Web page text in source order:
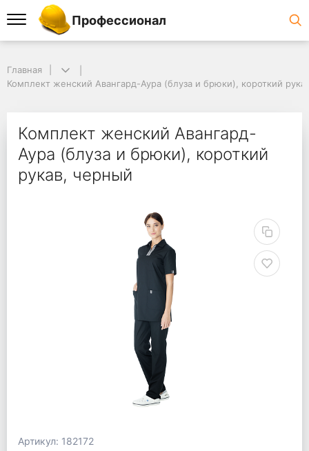
Профессионал
Главная
Комплект женский Авангард-Аура (блуза и брюки), короткий
Комплект женский Авангард-
Аура (блуза и брюки), короткий
рукав, черный
Артикул: 182172